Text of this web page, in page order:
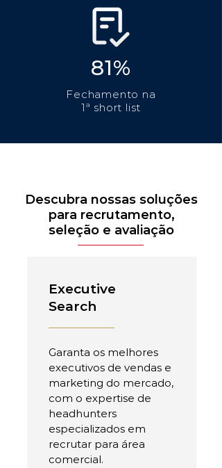
81%
Fechamento na
1ª short list
Descubra nossas soluções
para recrutamento,
seleção e avaliação
Executive
Search
Garanta os melhores
executivos de vendas e
marketing do mercado,
com o expertise de
headhunters
especializados em
recrutar para área
comercial.